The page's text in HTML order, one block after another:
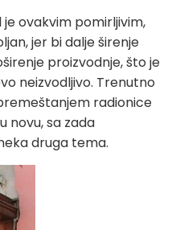
je ovakvim pomirljivim,
jer bi dalje širenje
proizvodnje, što je
neizvodljivo. Trenutno
radionice
novu, sa zada
druga tema.